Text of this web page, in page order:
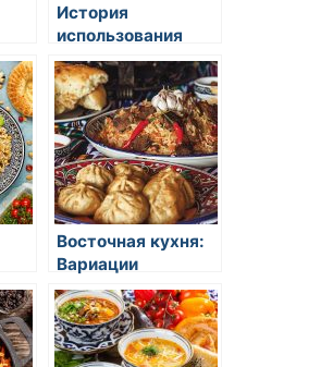
История
использования
специй в
восточной кухне
Восточная кухня:
Вариации
традиционных
блюд на востоке